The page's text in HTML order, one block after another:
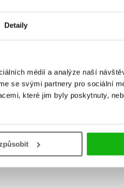
Detaily
médií a analýze naší
se svými partnery pro sociální
které jim byly poskytnuty,